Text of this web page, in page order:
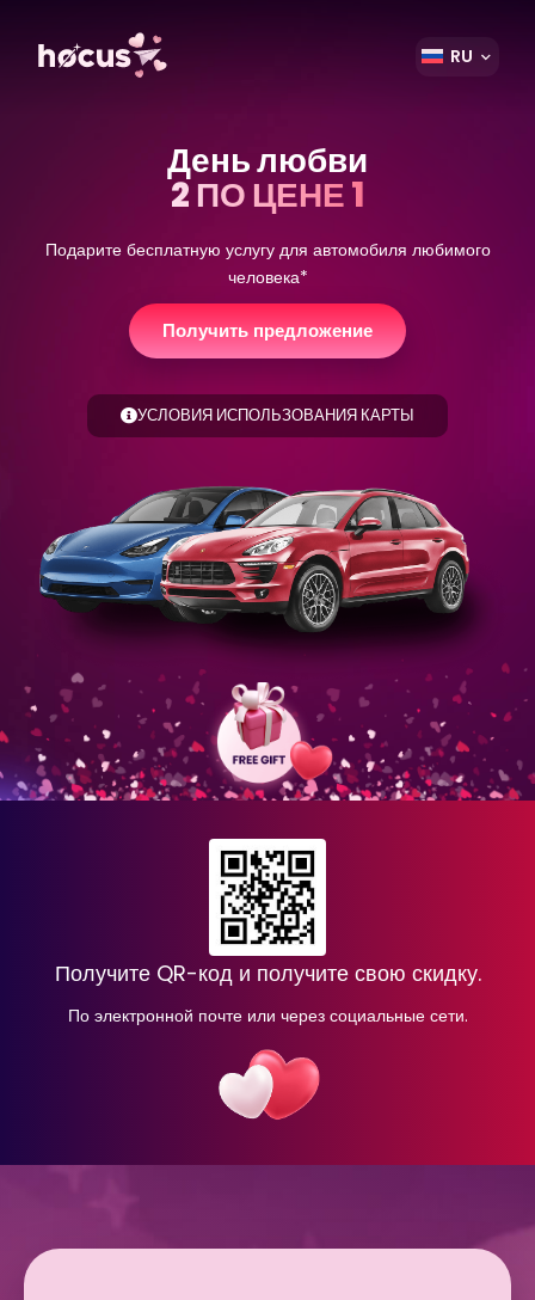
RU
День любви
2 ПО ЦЕНЕ 1
Подарите бесплатную услугу для автомобиля любимого
человека*
Получить предложение
УСЛОВИЯ ИСПОЛЬЗОВАНИЯ КАРТЫ
Получите QR-код и получите свою скидку.
По электронной почте или через социальные сети.